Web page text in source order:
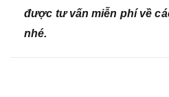
được tư vấn miễn phí về
nhé.